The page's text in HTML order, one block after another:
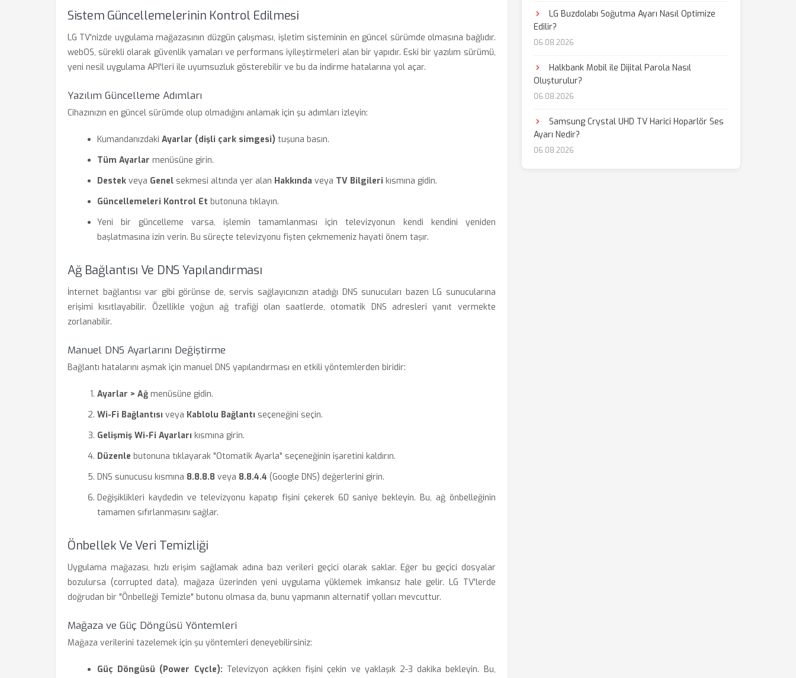
Sistem Güncellemelerinin Kontrol Edilmesi
LG TV'nizde uygulama mağazasının düzgün çalışması, işletim sisteminin en güncel sürümde olmasına bağlıdır.
webOS, sürekli olarak güvenlik yamaları ve performans iyileştirmeleri alan bir yapıdır. Eski bir yazılım sürümü,
yeni nesil uygulama API'leri ile uyumsuzluk gösterebilir ve bu da indirme hatalarına yol açar.
Yazılım Güncelleme Adımları
Cihazınızın en güncel sürümde olup olmadığını anlamak için şu adımları izleyin:
Kumandanızdaki Ayarlar (dişli çark simgesi) tuşuna basın.
Tüm Ayarlar menüsüne girin.
Destek veya Genel sekmesi altında yer alan Hakkında veya TV Bilgileri kısmına gidin.
Güncellemeleri Kontrol Et butonuna tıklayın.
Yeni bir güncelleme varsa, işlemin tamamlanması için televizyonun kendi kendini yeniden
başlatmasına izin verin. Bu süreçte televizyonu fişten çekmemeniz hayati önem taşır.
Ağ Bağlantısı Ve DNS Yapılandırması
İnternet bağlantısı var gibi görünse de, servis sağlayıcınızın atadığı DNS sunucuları bazen LG sunucularına
erişimi kısıtlayabilir. Özellikle yoğun ağ trafiği olan saatlerde, otomatik DNS adresleri yanıt vermekte
zorlanabilir.
Manuel DNS Ayarlarını Değiştirme
Bağlantı hatalarını aşmak için manuel DNS yapılandırması en etkili yöntemlerden biridir:
Ayarlar > Ağ menüsüne gidin.
Wi-Fi Bağlantısı veya Kablolu Bağlantı seçeneğini seçin.
Gelişmiş Wi-Fi Ayarları kısmına girin.
Düzenle butonuna tıklayarak "Otomatik Ayarla" seçeneğinin işaretini kaldırın.
DNS sunucusu kısmına 8.8.8.8 veya 8.8.4.4 (Google DNS) değerlerini girin.
Değişiklikleri kaydedin ve televizyonu kapatıp fişini çekerek 60 saniye bekleyin. Bu, ağ önbelleğinin
tamamen sıfırlanmasını sağlar.
Önbellek Ve Veri Temizliği
Uygulama mağazası, hızlı erişim sağlamak adına bazı verileri geçici olarak saklar. Eğer bu geçici dosyalar
bozulursa (corrupted data), mağaza üzerinden yeni uygulama yüklemek imkansız hale gelir. LG TV'lerde
doğrudan bir "Önbelleği Temizle" butonu olmasa da, bunu yapmanın alternatif yolları mevcuttur.
Mağaza ve Güç Döngüsü Yöntemleri
Mağaza verilerini tazelemek için şu yöntemleri deneyebilirsiniz:
Güç Döngüsü (Power Cycle): Televizyon açıkken fişini çekin ve yaklaşık 2-3 dakika bekleyin. Bu,
LG Buzdolabı Soğutma Ayarı Nasıl Optimize
Edilir?
06.08.2026
Halkbank Mobil ile Dijital Parola Nasıl
Oluşturulur?
06.08.2026
Samsung Crystal UHD TV Harici Hoparlör Ses
Ayarı Nedir?
06.08.2026